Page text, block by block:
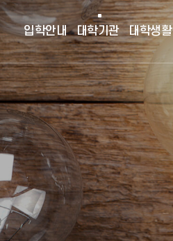
입학안내 대학기관 대학생활